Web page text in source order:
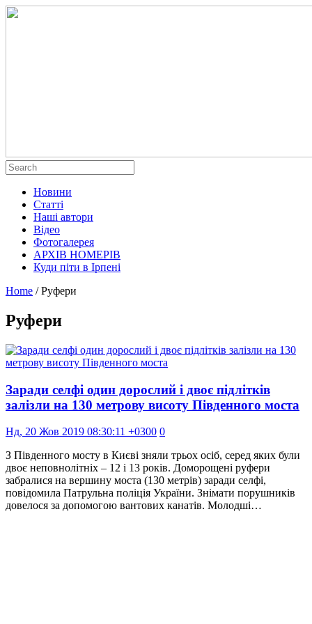
Новини
Статті
Наші автори
Відео
Фотогалерея
АРХІВ НОМЕРІВ
Куди піти в Ірпені
Home / Руфери
Руфери
Заради селфі один дорослий і двоє підлітків
залізли на 130 метрову висоту Південного моста
Нд, 20 Жов 2019 08:30:11 +0300 0
З Південного мосту в Києві зняли трьох осіб, серед яких були
двоє неповнолітніх – 12 і 13 років. Доморощені руфери
забралися на вершину моста (130 метрів) заради селфі,
повідомила Патрульна поліція України. Знімати порушників
довелося за допомогою вантових канатів. Молодші…